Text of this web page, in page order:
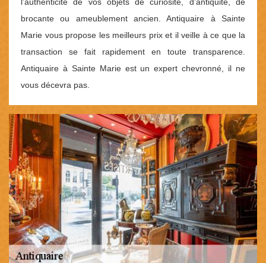
brocante ou ameublement ancien. Antiquaire à Sainte
Marie vous propose les meilleurs prix et il veille à ce que la
transaction se fait rapidement en toute transparence.
Antiquaire à Sainte Marie est un expert chevronné, il ne
vous décevra pas.